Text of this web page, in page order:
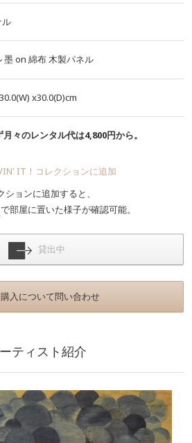
ル
墨on 綿布木製パネル
x30.0(D)cm
々のレンタル代は4,800円から。
IT！コレクションに追加
ションに追加すると、
で部屋に置いた様子が確認可能。
貸出中
購入について問い合わせ
ティスト紹介